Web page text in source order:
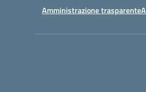
Amministrazione trasparente